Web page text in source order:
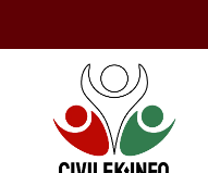
tartalomba